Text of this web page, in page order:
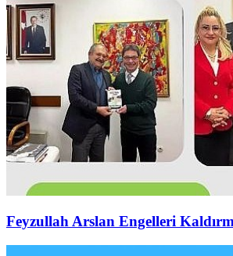
Feyzullah Arslan Engelleri